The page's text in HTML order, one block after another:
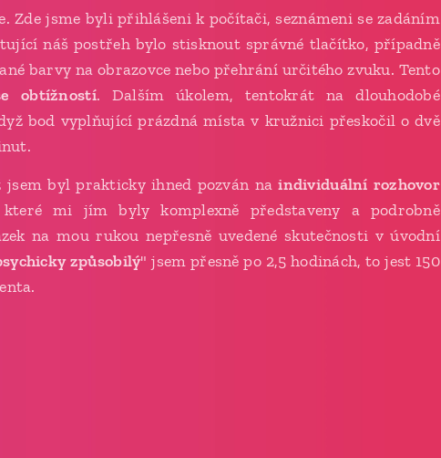
Zde jsme byli přihlášeni k počítači, seznámeni se zadáním
náš postřeh bylo stisknout správné tlačítko, případně
barvy na obrazovce nebo přehrání určitého zvuku. Tento
obtížností. Dalším úkolem, tentokrát na dlouhodobé
bod vyplňující prázdná místa v kružnici přeskočil o dvě
jsem byl prakticky ihned pozván naindividuální rozhovor
mi jím byly komplexně představeny a podrobně
na mou rukou nepřesně uvedené skutečnosti v úvodní
způsobilý" jsem přesně po 2,5 hodinách, to jest 150